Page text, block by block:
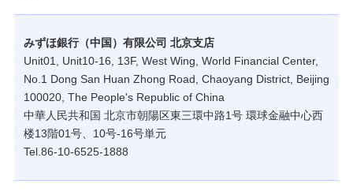
みずほ銀行（中国）有限公司 北京支店
Unit01, Unit10-16, 13F, West Wing, World Financial Center,
No.1 Dong San Huan Zhong Road, Chaoyang District, Beijing
100020, The People's Republic of China
中華人民共和国 北京市朝陽区東三環中路1号 環球金融中心西
楼13階01号、10号-16号単元
Tel.86-10-6525-1888